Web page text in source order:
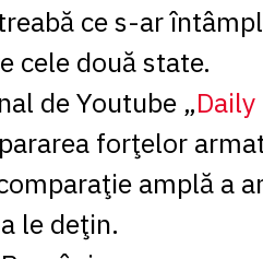
ce s-ar
cele două state.
de Youtube „
forţelor
amplă a
le deţin.